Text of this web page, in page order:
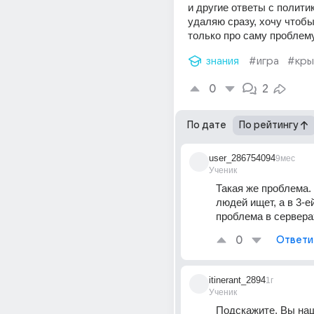
и другие ответы с
удаляю сразу, хочу
только про саму
знания #игра
0 2
По дате По рейтингу
user_286754094
Ученик
9мес
Такая же проблема.
людей ищет, а в 3-
проблема в
0
itinerant_2894
Ученик
1г
Подскажите, Вы